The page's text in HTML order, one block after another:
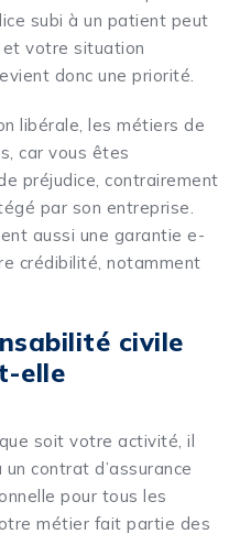
subi à un patient peut
votre situation
donc une priorité.
libérale, les métiers de
car vous êtes
préjudice, contrairement
par son entreprise.
aussi une garantie e-
crédibilité, notamment
civile
elle
soit votre activité, il
contrat d’assurance
pour tous les
métier fait partie des